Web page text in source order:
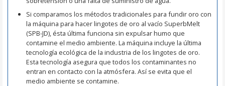
Si comparamos los métodos tradicionales para fundir oro con
la máquina para hacer lingotes de oro al vacío SuperbMelt
(SPB-JD), ésta última funciona sin expulsar humo que
contamine el medio ambiente. La máquina incluye la última
tecnología ecológica de la industria de los lingotes de oro.
Esta tecnología asegura que todos los contaminantes no
entran en contacto con la atmósfera. Así se evita que el
medio ambiente se contamine.